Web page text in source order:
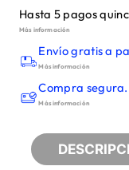
Hasta 5 pagos
Más información
Envío gratis a
Más información
Compra
Más información